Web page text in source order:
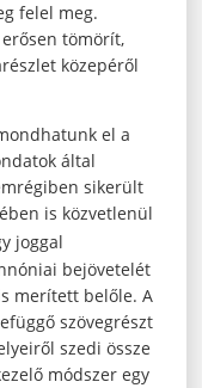
felel meg.
tömörít,
közepéről
el a
által
sikerült
is közvetlenül
joggal
bejövetelét
merített belőle. A
szövegrészt
szedi össze
módszer egy